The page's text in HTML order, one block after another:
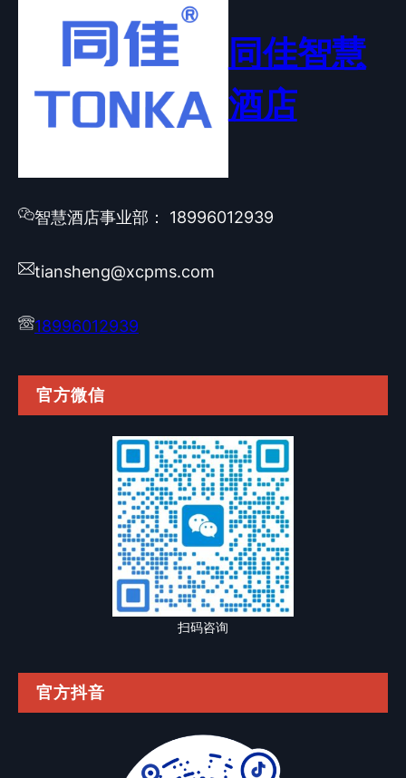
同佳智慧
酒店
智慧酒店事业部： 18996012939
tiansheng@xcpms.com
18996012939
官方微信
扫码咨询
官方抖音